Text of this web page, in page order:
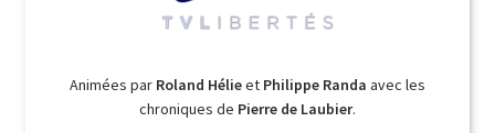
Animées par Roland Hélieet Philippe Randa avec les
chroniques de Pierre de Laubier.